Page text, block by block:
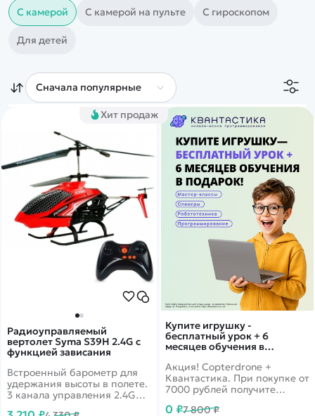
С камерой С камерой на пульте С гироскопом
Для детей
Купите игрушку -
бесплатный урок + 6
месяцев обучения в
Акция! Copterdrone +
Квантастика. При покупке от
7000 рублей получите
нашего партнера
0 ₽7 800 ₽
Хит продаж
Радиоуправляемый
вертолет Syma S39H 2.4G с
функцией зависания
Встроенный барометр для
удержания высоты в полете.
3 канала управления 2.4G
Каталог
Квадрокоптеры
Танки
Вертолеты
Самолеты
Сборные модели
Детские электромобили
Спецтехника
Железные дороги
Запчасти для моделей
Оптовые продажи
Статьи про беспилотники
Обзор квадрокоптеров
Аренда Квадрокоптеров
Покупка в кредит
Покупателю
Контакты
Оплата и доставка
Помощь
Отследить заказ
Оплата на сайте